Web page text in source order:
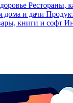
Рестораны,
дома и дачи
книги и софт